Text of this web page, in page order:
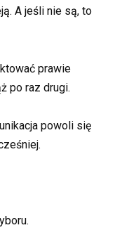
A jeśli nie są, to
prawie
po raz drugi.
powoli się